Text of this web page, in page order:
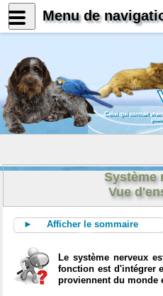
Celui qui connait
Système
Vue
► Afficher le sommaire
Le système nerveux
fonction est d'intégrer
proviennent du monde
Menu de